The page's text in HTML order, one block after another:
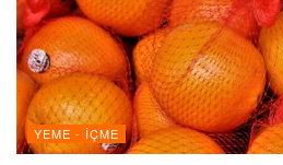
YEME - İÇME